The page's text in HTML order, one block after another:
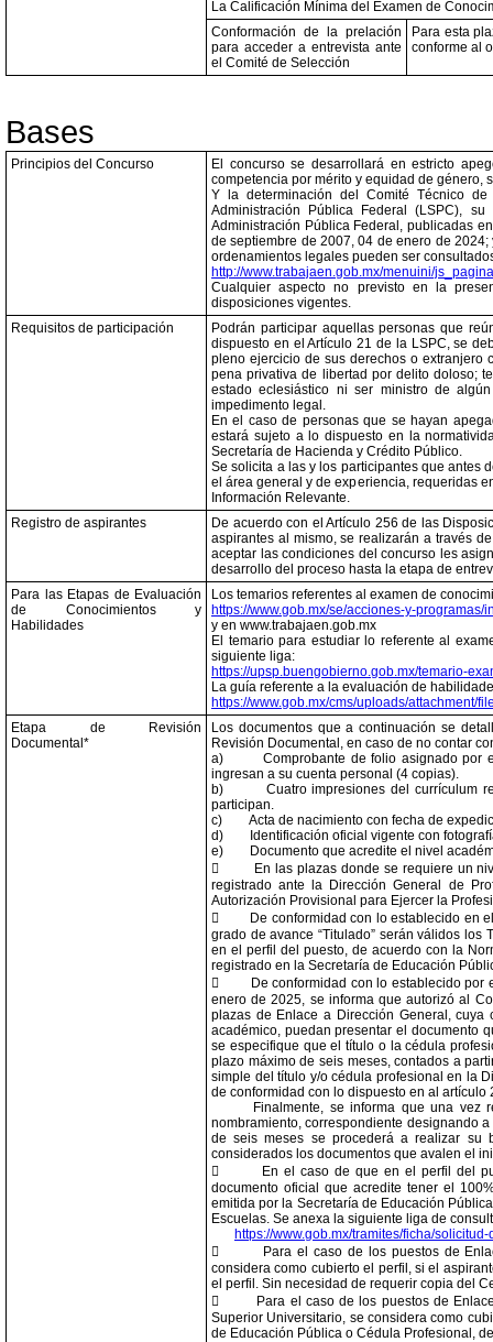
La Calificación Mínima del Examen de
Conformación de la prelación
para acceder a entrevista ante
el Comité de Selección
Para esta
conforme al
Bases
Principios del Concurso
El concurso se desarrollará en estricto
competencia por mérito y equidad de género,
Y la determinación del Comité Técnico
Administración Pública Federal (LSPC),
Administración Pública Federal, publicadas
de septiembre de 2007, 04 de enero de
ordenamientos legales pueden ser
http://www.trabajaen.gob.mx/menuini/
Cualquier aspecto no previsto en la
disposiciones vigentes.
Requisitos de participación
Podrán participar aquellas personas que
dispuesto en el Artículo 21 de la LSPC, se
pleno ejercicio de sus derechos o extranjero
pena privativa de libertad por delito doloso;
estado eclesiástico ni ser ministro de
impedimento legal.
En el caso de personas que se hayan
estará sujeto a lo dispuesto en la
Secretaría de Hacienda y Crédito Público.
Se solicita a las y los participantes que antes
el área general y de experiencia, requeridas
Información Relevante.
Registro de aspirantes
De acuerdo con el Artículo 256 de las
aspirantes al mismo, se realizarán a través
aceptar las condiciones del concurso les
desarrollo del proceso hasta la etapa de
Para las Etapas de Evaluación
de Conocimientos y
Habilidades
Los temarios referentes al examen de
https://www.gob.mx/se/acciones-y-
y en www.trabajaen.gob.mx
El temario para estudiar lo referente al
siguiente liga:
https://upsp.buengobierno.gob.mx/temario-
La guía referente a la evaluación de
https://www.gob.mx/cms/uploads/attachment/
Etapa de Revisión
Documental*
Los documentos que a continuación se
Revisión Documental, en caso de no contar
a)
Comprobante de folio asignado por
ingresan a su cuenta personal (4 copias).
b)
Cuatro impresiones del currículum
participan.
c)
Acta de nacimiento con fecha de
d)
Identificación oficial vigente con
e)
Documento que acredite el nivel

En las plazas donde se requiere un
registrado ante la Dirección General de
Autorización Provisional para Ejercer la

De conformidad con lo establecido en
grado de avance “Titulado” serán válidos
en el perfil del puesto, de acuerdo con la
registrado en la Secretaría de Educación

De conformidad con lo establecido por
enero de 2025, se informa que autorizó al
plazas de Enlace a Dirección General,
académico, puedan presentar el documento
se especifique que el título o la cédula
plazo máximo de seis meses, contados a
simple del título y/o cédula profesional en la
de conformidad con lo dispuesto en al artículo
Finalmente, se informa que una vez
nombramiento, correspondiente designando
de seis meses se procederá a realizar su
considerados los documentos que avalen el

En el caso de que en el perfil del
documento oficial que acredite tener el
emitida por la Secretaría de Educación
Escuelas. Se anexa la siguiente liga de
https://www.gob.mx/tramites/ficha/

Para el caso de los puestos de
considera como cubierto el perfil, si el
el perfil. Sin necesidad de requerir copia del

Para el caso de los puestos de
Superior Universitario, se considera como
de Educación Pública o Cédula Profesional,